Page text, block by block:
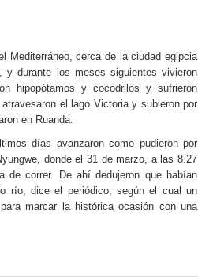
Mediterráneo, cerca de la ciudad egipcia
y durante los meses siguientes vivieron
hipopótamos y cocodrilos y sufrieron
el lago Victoria y subieron por
en Ruanda.
días avanzaron como pudieron por
donde el 31 de marzo, a las 8.27
de correr. De ahí dedujeron que habían
río, dice el periódico, según el cual un
marcar la histórica ocasión con una